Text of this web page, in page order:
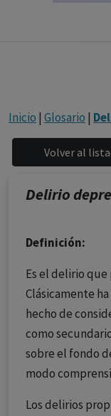
Inicio | Glosario |
Delirio
Definición:
Es el delirio que
Clásicamente
hecho de
como
sobre el fondo
modo
Los delirios